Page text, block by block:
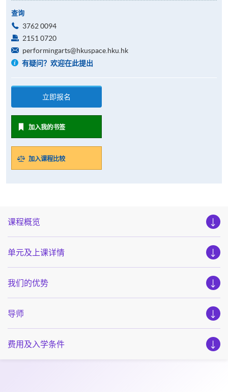
查询
3762 0094
2151 0720
performingarts@hkuspace.hku.hk
有疑问？欢迎在此提出
立即报名
加入我的书签
加入课程比较
课程概览
单元及上课详情
我们的优势
导师
费用及入学条件